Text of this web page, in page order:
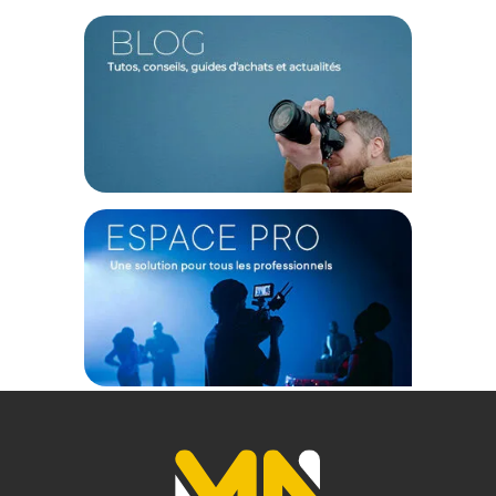
Une imagerie professionnelle
Dans des conditions de faible luminosité, cet objectif se
des ISO vous procurant ainsi des scènes de nuit pure. De
plus, profitez d'un pare-soleil en pétale afin de réduire le
vignettage et bloquer les lumières parasites. Grâce à la
fonction Eye AF, le regard du sujet est automatiquement
détecté même en mouvement.
Conception soignée
Cet objectif dispose d'un verre ED et d'un verre possédant un
indice de rétractation élevé pour diminuer au maximum la
taille de la lentille. Un port USB-C est intégré dans pour
effectuer les mises à jour du micrologiciel.
Caractéristiques de l'objectif Sniper 33mm F1.2 APSC à
mise au point automatique pour monture X - Noir de